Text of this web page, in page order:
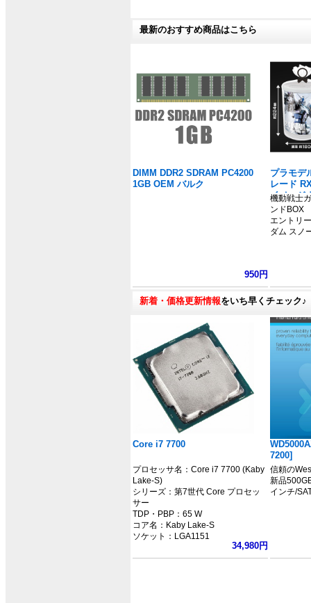
最新のおすすめ商品はこちら
DIMM DDR2 SDRAM PC4200
1GB OEM バルク
950円
プラモデ
レード
イメージ
ダム」
機動戦士
ンドBOX
エントリ
ダム スノ
新着・価格更新情報をいち早くチェック♪
Core i7 7700
プロセッサ名：Core i7 7700 (Kaby
Lake-S)
シリーズ：第7世代 Core プロセッ
サー
TDP・PBP：65 W
コア名：Kaby Lake-S
ソケット：LGA1151
L3キャッシュ：8MB
34,980円
7200]
信頼の
新品
インチ/